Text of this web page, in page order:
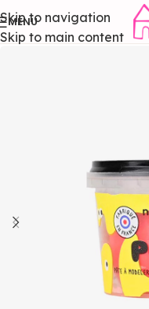
Skip to navigation
Skip to main content
MENU